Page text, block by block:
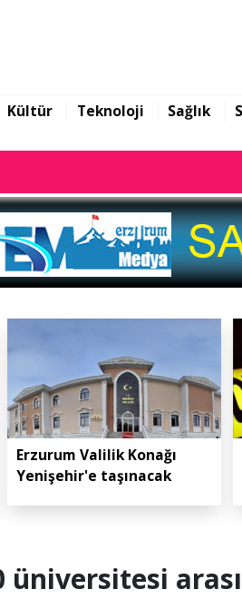
Kültür Teknoloji Sağlık
Erzurum Valilik Konağı
Yenişehir'e taşınacak
üniversitesi